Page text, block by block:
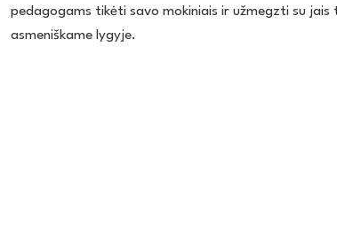
pedagogams tikėti savo mokiniais ir užmegzti su
asmeniškame lygyje.